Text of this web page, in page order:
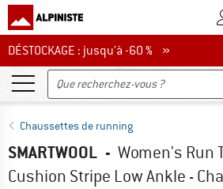
DÉSTOCKAGE : jusqu'à -60 %
DÉSTOCKAGE : jusqu'à -60 % »
Chaussettes de running
SMARTWOOL - Women's Run
Cushion Stripe Low Ankle -